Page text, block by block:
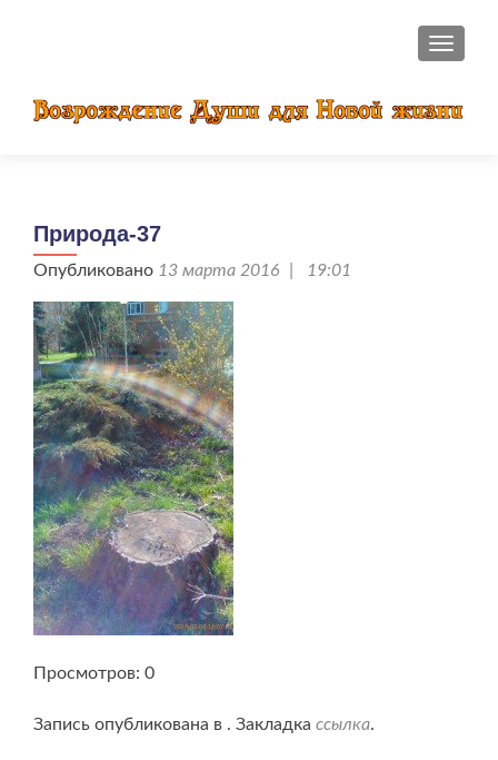
Природа-37
Опубликовано 13 марта 2016 | 19:01
Просмотров: 0
Запись опубликована в . Закладка ссылка.